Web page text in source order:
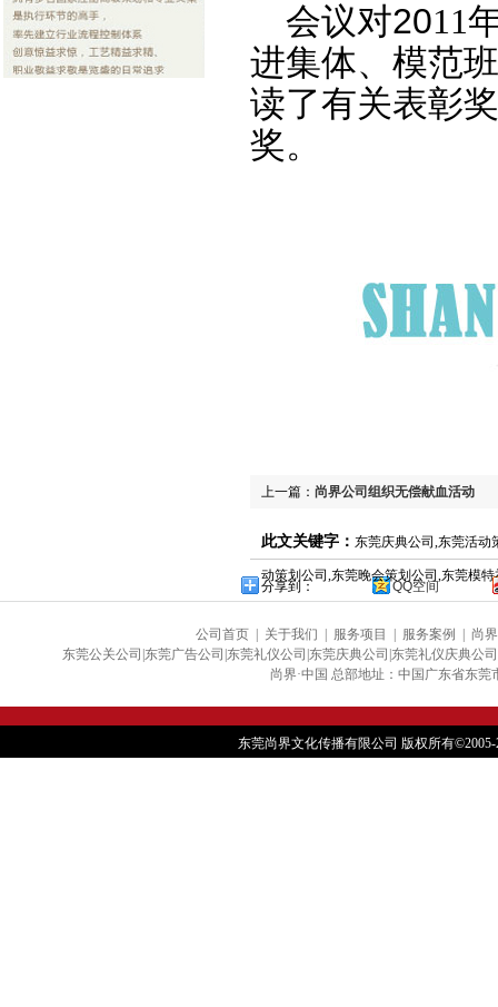
会议对2011
进集体、模范
读了有关表彰
奖。
上一篇： 尚界公司组织无偿献血活动
此文关键字： 东莞庆典公司,东莞活动
动策划公司,东莞晚会策划公司,东莞模
分享到： QQ空间
公司首页 关于我们 服务项目 服务案例
尚
东莞公关公司|东莞广告公司|东莞礼仪公司|东莞庆典公司|东莞礼仪庆典公
尚界·中国 总部地址：中国广东省东莞
东莞尚界文化传播有限公司 版权所有